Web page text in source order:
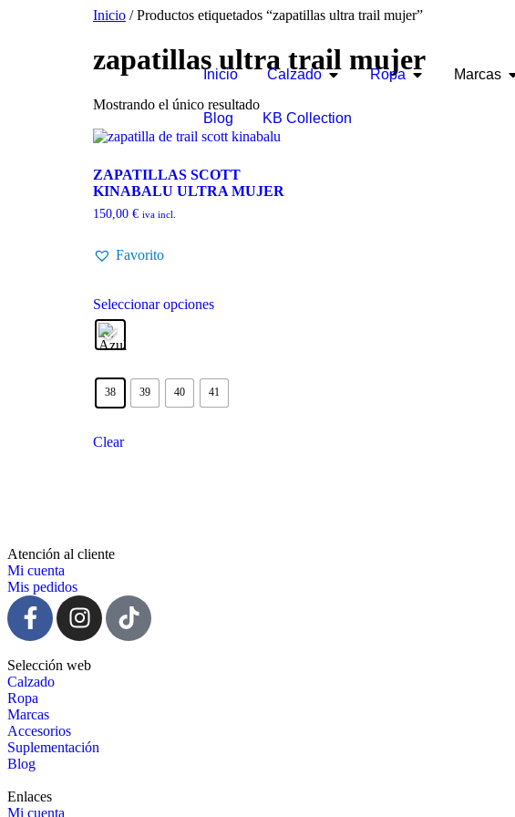
Inicio Calzado Ropa Marcas
Blog KB Collection
Inicio / Productos etiquetados “zapatillas ultra trail mujer”
zapatillas ultra trail mujer
Mostrando el único resultado
ZAPATILLAS SCOTT
KINABALU ULTRA MUJER
150,00 € iva incl.
Favorito
Seleccionar opciones
38 39 40 41
Clear
Atención al cliente
Mi cuenta
Mis pedidos
Selección web
Calzado
Ropa
Marcas
Accesorios
Suplementación
Blog
Enlaces
Mi cuenta